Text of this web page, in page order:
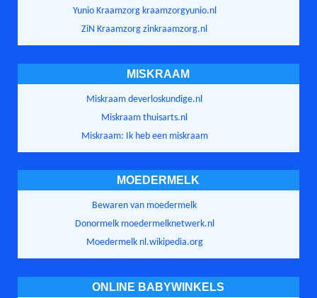
Yunio Kraamzorg kraamzorgyunio.nl
ZiN Kraamzorg zinkraamzorg.nl
MISKRAAM
Miskraam deverloskundige.nl
Miskraam thuisarts.nl
Miskraam: Ik heb een miskraam
MOEDERMELK
Bewaren van moedermelk
Donormelk moedermelknetwerk.nl
Moedermelk nl.wikipedia.org
ONLINE BABYWINKELS